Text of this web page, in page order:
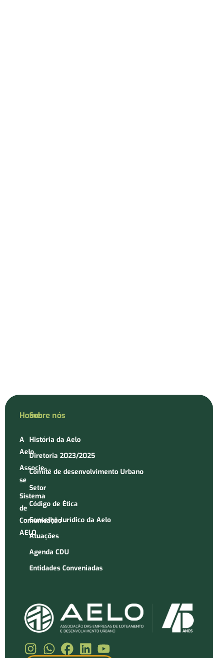
Home
A
Aelo
Associe-
se
Sistema
de
Comunicação
AELO
Sobre nós
História da Aelo
Diretoria 2023/2025
Comitê de desenvolvimento Urbano
Setor
Código de Ética
Conselho Jurídico da Aelo
Atuações
Agenda CDU
Entidades Conveniadas